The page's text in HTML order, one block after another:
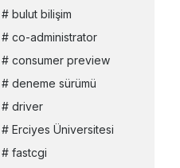
bulut bilişim
co-administrator
consumer preview
deneme sürümü
driver
Erciyes Üniversitesi
fastcgi